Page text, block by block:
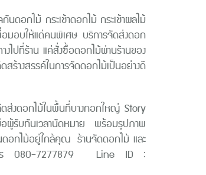
อกไม้ กระเช้าดอกไม้ กระเช้าผลไม้
มอบให้แด่คนพิเศษ บริการจัดส่งดอก
ไปที่ร้าน แค่สั่งซื้อดอกไม้ผ่านร้านของ
ร้างสรรค์ในการจัดดอกไม้เป็นอย่างดี
อกไม้ในพื้นที่บางกอกใหญ่ Story
อผู้รับทันเวลานัดหมาย พร้อมรูปภาพ
ดอกไม้อยู่ใกล้คุณ ร้านจัดดอกไม้ และ
โทร 080-7277879 Line ID :